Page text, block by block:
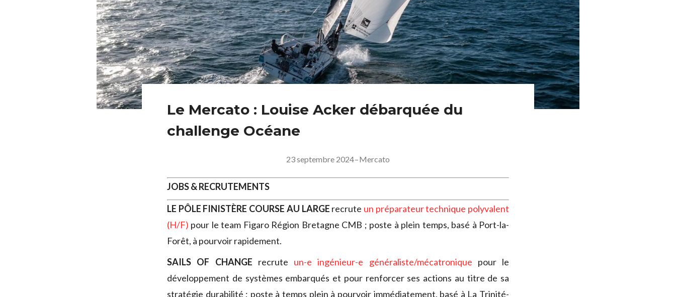
Le Mercato : Louise Acker débarquée du
challenge Océane
23 septembre 2024–Mercato
JOBS & RECRUTEMENTS
LE PÔLE FINISTÈRE COURSE AU LARGE recrute un préparateur technique polyvalent
(H/F) pour le team Figaro Région Bretagne CMB ; poste à plein temps, basé à Port-la-
Forêt, à pourvoir rapidement.
SAILS OF CHANGE recrute un-e ingénieur-e généraliste/mécatronique pour le
développement de systèmes embarqués et pour renforcer ses actions au titre de sa
stratégie durabilité ; poste à temps plein à pourvoir immédiatement, basé à La Trinité-